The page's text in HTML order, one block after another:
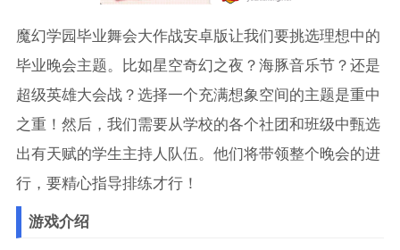
魔幻学园毕业舞会大作战安卓版让我们要挑选理想中的
毕业晚会主题。比如星空奇幻之夜？海豚音乐节？还是
超级英雄大会战？选择一个充满想象空间的主题是重中
之重！然后，我们需要从学校的各个社团和班级中甄选
出有天赋的学生主持人队伍。他们将带领整个晚会的进
行，要精心指导排练才行！
游戏介绍